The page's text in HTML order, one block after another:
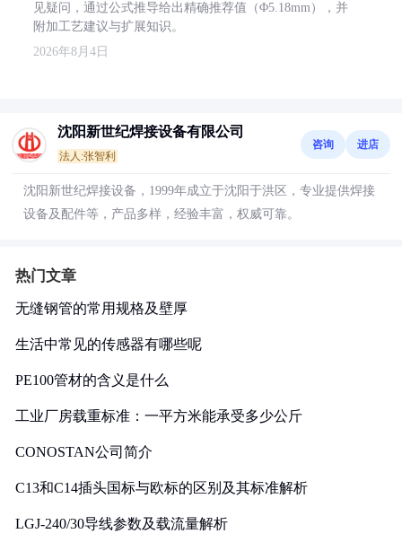
见疑问，通过公式推导给出精确推荐值（Φ5.18mm），并
附加工艺建议与扩展知识。
2026年8月4日
沈阳新世纪焊接设备有限公司
法人:张智利
咨询 进店
沈阳新世纪焊接设备，1999年成立于沈阳于洪区，专业提供焊接
设备及配件等，产品多样，经验丰富，权威可靠。
热门文章
无缝钢管的常用规格及壁厚
生活中常见的传感器有哪些呢
PE100管材的含义是什么
工业厂房载重标准：一平方米能承受多少公斤
CONOSTAN公司简介
C13和C14插头国标与欧标的区别及其标准解析
LGJ-240/30导线参数及载流量解析